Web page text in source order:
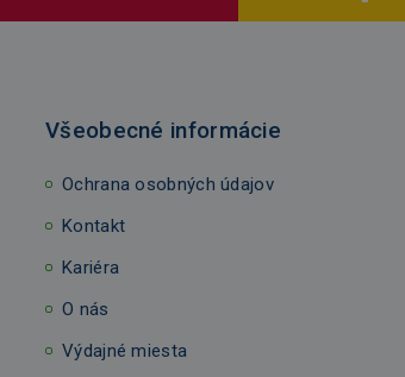
Všeobecné informácie
Ochrana osobných údajov
Kontakt
Kariéra
O nás
Výdajné miesta